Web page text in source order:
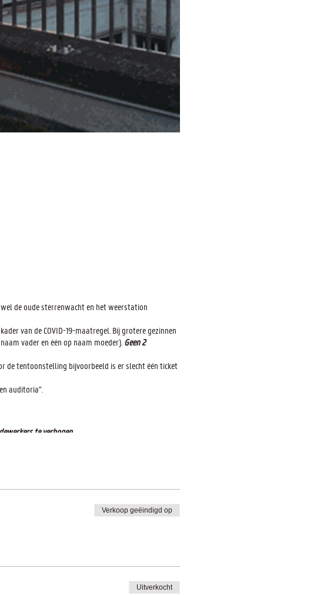
de oude sterrenwacht en het weerstation
van de COVID-19-maatregel. Bij grotere gezinnen
vader en één op naam moeder). Geen 2
de tentoonstelling bijvoorbeeld is er slecht één ticket
auditoria".
te verhogen.
Verkoop geëindigd op
Uitverkocht